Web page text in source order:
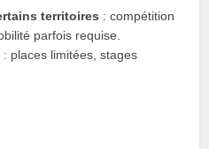
territoires : compétition
parfois requise.
: places limitées, stages